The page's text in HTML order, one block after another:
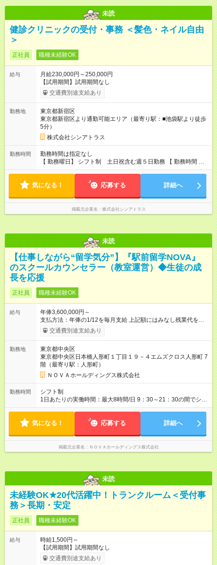
未読
健診クリニックの受付・事務 ＜髪色・ネイル自由
＞
正社員 職種未経験OK
給与
月給230,000円～250,000円
【試用期間】試用期間なし
交通費別途支給あり
勤務地
東京都新宿区
東京都新宿区より通勤可能エリア（最寄り駅：■池袋駅より徒歩
5分）
株式会社シンアトラス
勤務時間
勤務時間は指定なし
【 勤務曜日】 シフト制 土日祝含む週５日勤務 【 勤務時間 】
・ 9：00～20：00（実働8h／休憩１h） ※残業ほとんどありま
気になる！ 応募する 詳細へ
掲載元企業名 株式会社シンアトラス
未読
【仕事しながら“留学気分”】『駅前留学NOVA』
のスクールカウンセラー（教室運営）◆生徒の成
長を応援
正社員 職種未経験OK
給与
年俸3,600,000円～
支払方法：年俸の1/12を毎月支給 上記額にはみなし残業代を含
みます。※超過分は全額支給いたします。 みなし残業代 30,000
円／月 みなし残業時間 15時間／月 ★頑張りが収入に直結！イン
ど、成果に応じて年2回インセンティブを支給します。一般職の
社員が、半期で20～30万円のインセンティブを手にした実績
も。頑張りが目に見える形で収入に還元されるため、高いモチ
ベーションで仕事に取り組めます。 ★毎月チャンスあり！スピ
ーディな昇格。 ―――――――――――― 年1回の査定に加
え、毎月、現場の管理職が優秀な人材を役員に推薦する制度が
あります。実力が認められれば、年度の途中でも昇格。実際、
アアップするケースも珍しくありません。 【試用期間】試用期
間あり 試用期間の長さ：1ヶ月 ※ 雇用形態と給与に、本採用時
と異なる部分があります。 雇用形態：インターンシップ 給与：
時給 1,400円 ～ 1,400円 ※月途中での入社の場合、その月の月
末まではインターンとして勤務になります。
交通費別途支給あり
勤務地
東京都中央区
東京都中央区日本橋人形町１丁目１９－４エムズクロス人形町 7
階（最寄り駅：人形町）
ＮＯＶＡホールディングス株式会社
勤務時間
シフト制
1日あたりの実働時間：最大8時間/日 9：30～21：30の間でシフ
ト制 ［ シフト例 ］ ・平日⇒12：30-21：30 ・土日祝⇒10：00-
―――――――――――― 一校舎を一人で担当する場合も多い
て、明日に備えよう」など、調整しやすい環境です。
気になる！ 応募する 詳細へ
掲載元企業名 ＮＯＶＡホールディングス株式会社
未読
未経験OK★20代活躍中！トランクルーム＜受付事
務＞長期・安定
正社員 職種未経験OK
給与
時給1,500円～
【試用期間】試用期間なし
交通費別途支給あり